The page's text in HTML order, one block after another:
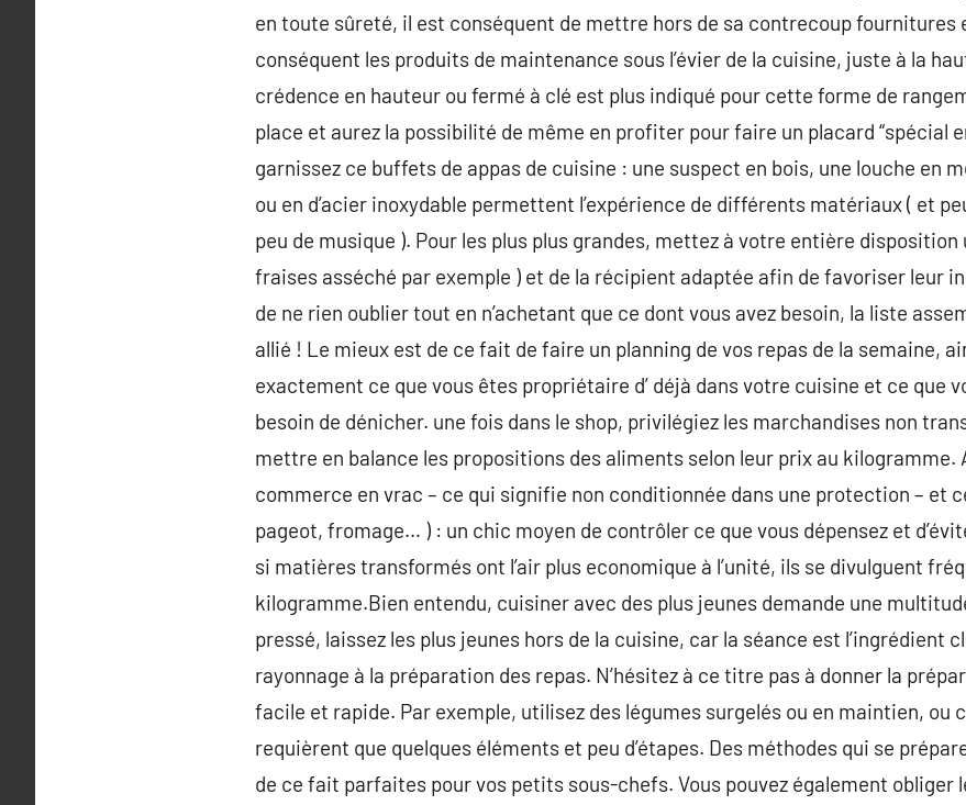
en toute sûreté, il est conséquent de mettre hors de sa contrecoup fournitures
conséquent les produits de maintenance sous l’évier de la cuisine, juste à la
crédence en hauteur ou fermé à clé est plus indiqué pour cette forme de
place et aurez la possibilité de même en profiter pour faire un placard “spécial
garnissez ce buffets de appas de cuisine : une suspect en bois, une louche en
ou en d’acier inoxydable permettent l’expérience de différents matériaux ( et
peu de musique ). Pour les plus plus grandes, mettez à votre entière
fraises asséché par exemple ) et de la récipient adaptée afin de favoriser leur
de ne rien oublier tout en n’achetant que ce dont vous avez besoin, la liste
allié ! Le mieux est de ce fait de faire un planning de vos repas de la semaine,
exactement ce que vous êtes propriétaire d’ déjà dans votre cuisine et ce que
besoin de dénicher. une fois dans le shop, privilégiez les marchandises non
mettre en balance les propositions des aliments selon leur prix au
commerce en vrac – ce qui signifie non conditionnée dans une protection – et
pageot, fromage… ) : un chic moyen de contrôler ce que vous dépensez et
si matières transformés ont l’air plus economique à l’unité, ils se divulguent
kilogramme.Bien entendu, cuisiner avec des plus jeunes demande une
pressé, laissez les plus jeunes hors de la cuisine, car la séance est l’ingrédient
rayonnage à la préparation des repas. N’hésitez à ce titre pas à donner la
facile et rapide. Par exemple, utilisez des légumes surgelés ou en maintien, ou
requièrent que quelques éléments et peu d’étapes. Des méthodes qui se
de ce fait parfaites pour vos petits sous-chefs. Vous pouvez également obliger